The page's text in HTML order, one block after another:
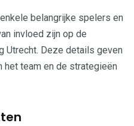
belangrijke spelers en
invloed zijn op de
Utrecht. Deze details geven
het team en de strategieën